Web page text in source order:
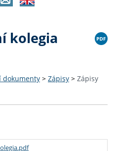
kolegia
dokumenty > Zápisy > Zápisy